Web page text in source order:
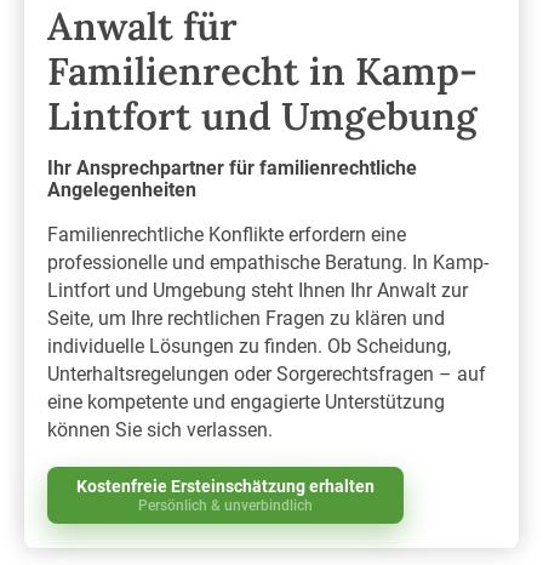
Anwalt für
Familienrecht in Kamp-
Lintfort und Umgebung
Ihr Ansprechpartner für familienrechtliche
Angelegenheiten
Familienrechtliche Konflikte erfordern eine
professionelle und empathische Beratung. In Kamp-
Lintfort und Umgebung steht Ihnen Ihr Anwalt zur
Seite, um Ihre rechtlichen Fragen zu klären und
individuelle Lösungen zu finden. Ob Scheidung,
Unterhaltsregelungen oder Sorgerechtsfragen – auf
eine kompetente und engagierte Unterstützung
können Sie sich verlassen.
Kostenfreie Ersteinschätzung erhalten
Persönlich & unverbindlich